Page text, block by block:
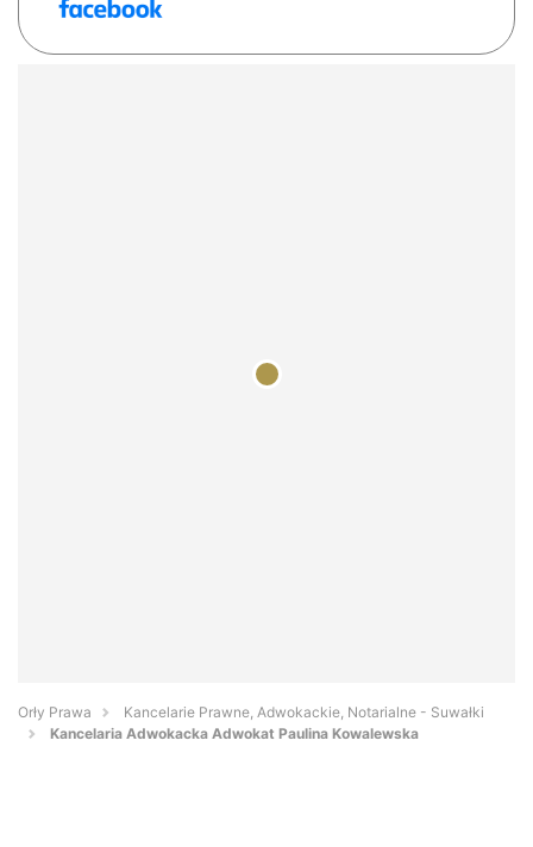
Orły Prawa
Kancelarie Prawne, Adwokackie, Notarialne - Suwałki
Kancelaria Adwokacka Adwokat Paulina Kowalewska